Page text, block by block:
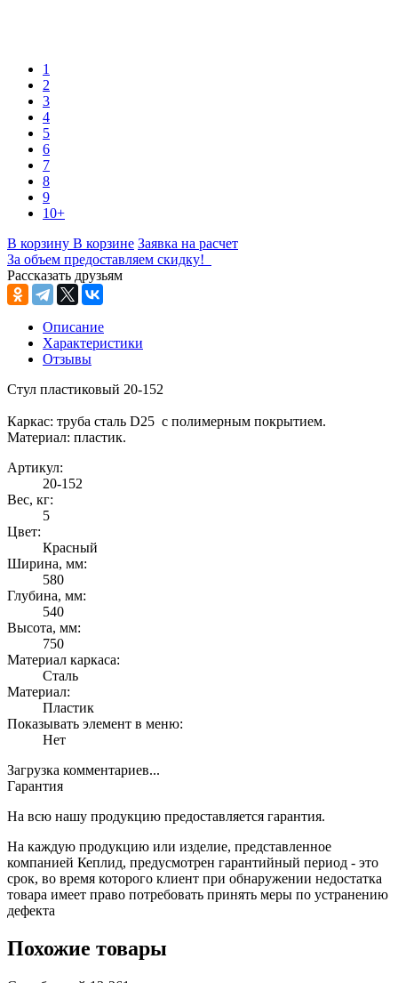
1
2
3
4
5
6
7
8
9
10+
В корзину В корзине Заявка на расчет
За объем предоставляем скидку!
Рассказать друзьям
Описание
Характеристики
Отзывы
Стул пластиковый 20-152
Каркас: труба сталь D25 с полимерным покрытием.
Материал: пластик.
Артикул:
20-152
Вес, кг:
5
Цвет:
Красный
Ширина, мм:
580
Глубина, мм:
540
Высота, мм:
750
Материал каркаса:
Сталь
Материал:
Пластик
Показывать элемент в меню:
Нет
Загрузка комментариев...
Гарантия
На всю нашу продукцию предоставляется гарантия.
На каждую продукцию или изделие, представленное
компанией Кеплид, предусмотрен гарантийный период - это
срок, во время которого клиент при обнаружении недостатка
товара имеет право потребовать принять меры по устранению
дефекта
Похожие товары